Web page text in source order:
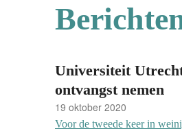
Universiteit
ontvangst nemen
19 oktober 2020
Voor de tweede keer in